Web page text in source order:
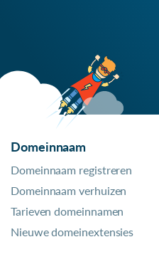
Domeinnaam
Domeinnaam registreren
Domeinnaam verhuizen
Tarieven domeinnamen
Nieuwe domeinextensies